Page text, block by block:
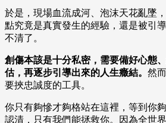
於是，現場血流成河、泡沫天花亂墜
點究竟是真實發生的經驗，還是被引
不清了。
創傷本該是十分私密，需要備好心態
估，再逐步引導出來的人生癥結。 然
要挾忠誠度的工具。
你只有夠慘才夠格站在這裡，等到你
認清，只有我們能拯救你。因為全世